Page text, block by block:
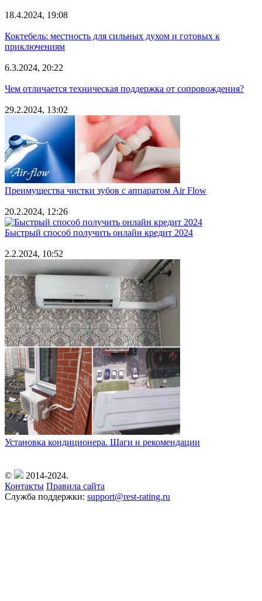
18.4.2024, 19:08
Коктебель: местность для сильных духом и готовых к
приключениям
6.3.2024, 20:22
Чем отличается техническая поддержка от сопровождения?
29.2.2024, 13:02
Преимущества чистки зубов с аппаратом Air Flow
20.2.2024, 12:26
Быстрый способ получить онлайн кредит 2024
2.2.2024, 10:52
Установка кондиционера. Шаги и рекомендации
©
2014-2024.
Контакты Правила сайта
Служба поддержки: support@rest-rating.ru